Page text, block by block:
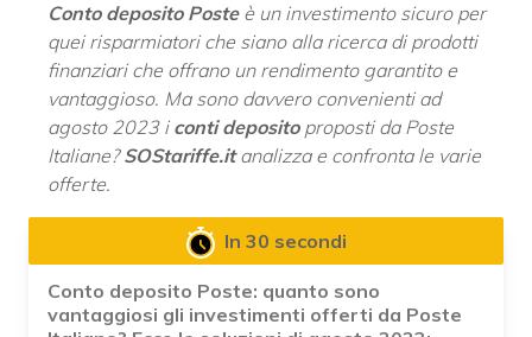
Conto deposito Poste è un investimento sicuro per
quei risparmiatori che siano alla ricerca di prodotti
finanziari che offrano un rendimento garantito e
vantaggioso. Ma sono davvero convenienti ad
agosto 2023 i conti depositoproposti da Poste
Italiane?SOStariffe.itanalizza e confronta le varie
offerte.
In 30 secondi
Conto deposito Poste: quanto sono
vantaggiosi gli investimenti offerti da Poste